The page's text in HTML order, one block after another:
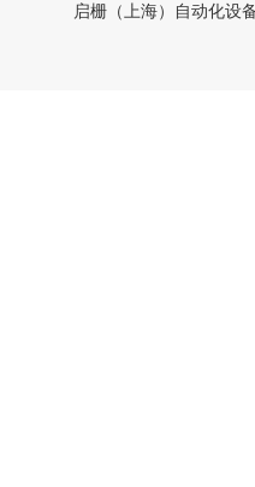
启栅（上海）自动化设